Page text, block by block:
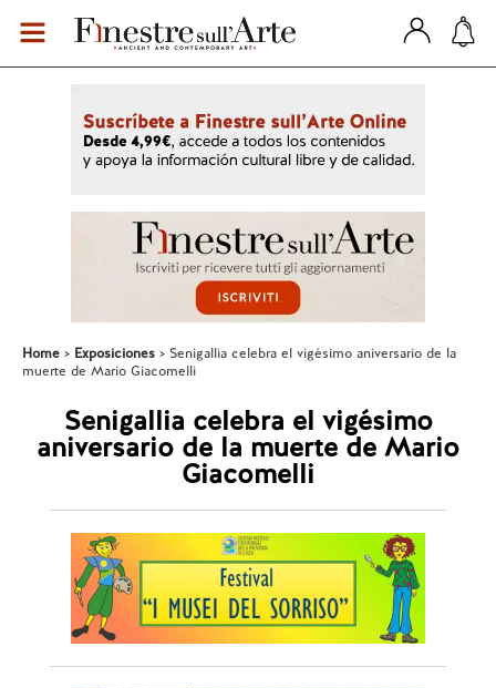
Home Exposiciones
Senigallia celebra el vigésimo aniversario de la
muerte de Mario Giacomelli
Senigallia celebra el vigésimo
aniversario de la muerte de Mario
Giacomelli